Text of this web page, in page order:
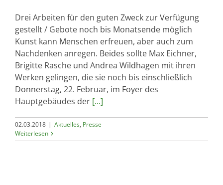
Drei Arbeiten für den guten Zweck zur Verfügung
gestellt / Gebote noch bis Monatsende möglich
Kunst kann Menschen erfreuen, aber auch zum
Nachdenken anregen. Beides sollte Max Eichner,
Brigitte Rasche und Andrea Wildhagen mit ihren
Werken gelingen, die sie noch bis einschließlich
Donnerstag, 22. Februar, im Foyer des
Hauptgebäudes der [...]
02.03.2018 | Aktuelles, Presse
Weiterlesen